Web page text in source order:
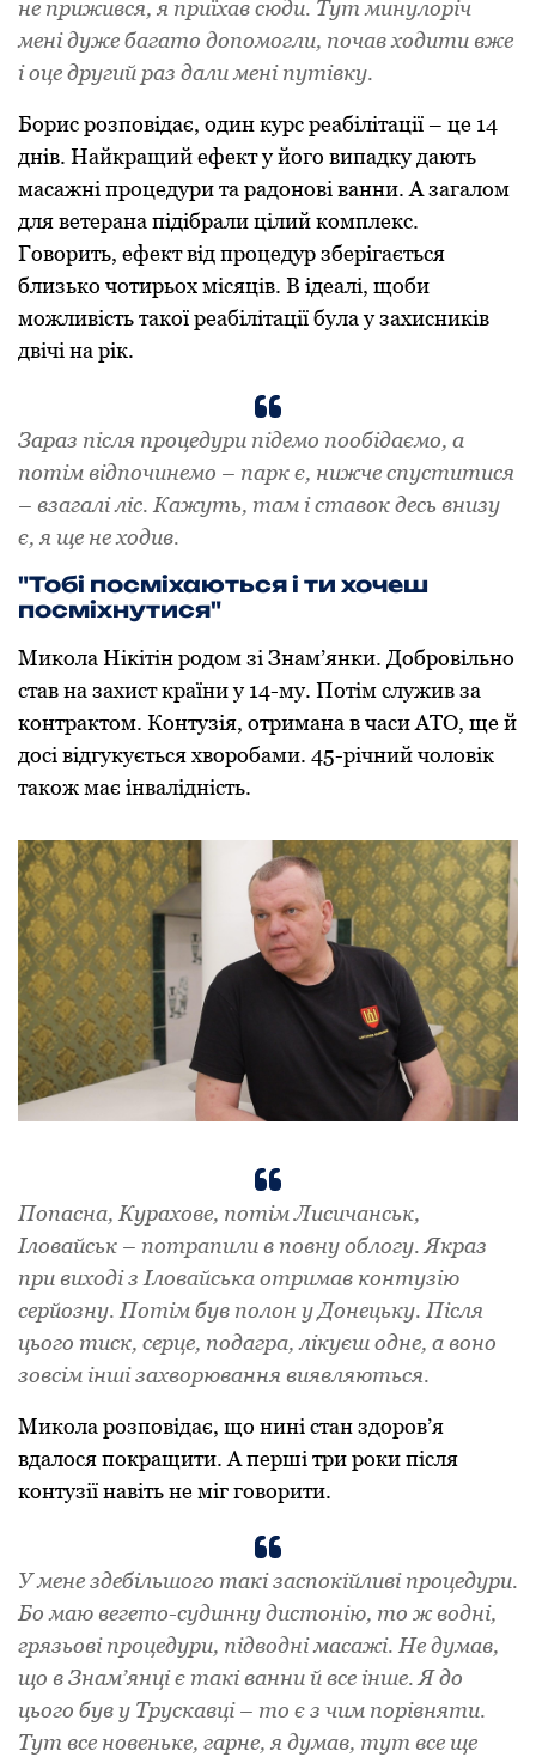
не прижився, я приїхав сюди. Тут минулоріч
мені дуже багато допомогли, почав ходити вже
і оце другий раз дали мені путівку.
Борис розповідає, один курс реабілітації – це 14
днів. Найкращий ефект у його випадку дають
масажні процедури та радонові ванни. А загалом
для ветерана підібрали цілий комплекс.
Говорить, ефект від процедур зберігається
близько чотирьох місяців. В ідеалі, щоби
можливість такої реабілітації була у захисників
двічі на рік.
Зараз після процедури підемо пообідаємо, а
потім відпочинемо – парк є, нижче спуститися
– взагалі ліс. Кажуть, там і ставок десь внизу
є, я ще не ходив.
"Тобі посміхаються і ти хочеш
посміхнутися"
Микола Нікітін родом зі Знам’янки. Добровільно
став на захист країни у 14-му. Потім служив за
контрактом. Контузія, отримана в часи АТО, ще й
досі відгукується хворобами. 45-річний чоловік
також має інвалідність.
Попасна, Курахове, потім Лисичанськ,
Іловайськ – потрапили в повну облогу. Якраз
при виході з Іловайська отримав контузію
серйозну. Потім був полон у Донецьку. Після
цього тиск, серце, подагра, лікуєш одне, а воно
зовсім інші захворювання виявляються.
Микола розповідає, що нині стан здоров’я
вдалося покращити. А перші три роки після
контузії навіть не міг говорити.
У мене здебільшого такі заспокійливі процедури.
Бо маю вегето-судинну дистонію, то ж водні,
грязьові процедури, підводні масажі. Не думав,
що в Знам’янці є такі ванни й все інше. Я до
цього був у Трускавці – то є з чим порівняти.
Тут все новеньке, гарне, я думав, тут все ще